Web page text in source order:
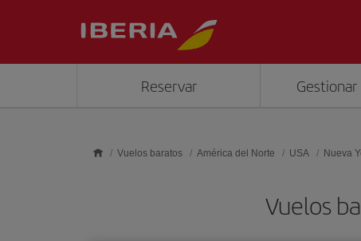
Reservar
Vuelos baratos América del Norte USA Nueva
Vuelos